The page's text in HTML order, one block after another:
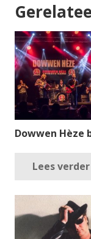
Dowwen Hèze
Lees verder